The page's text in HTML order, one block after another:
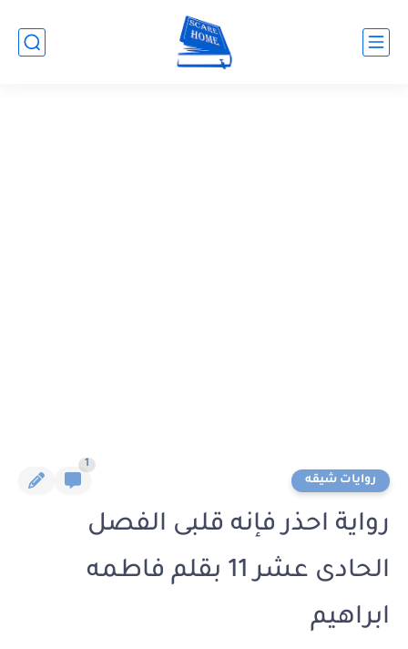
روايات شيقه
1
رواية احذر فإنه قلبى الفصل
الحادى عشر 11 بقلم فاطمه
ابراهيم